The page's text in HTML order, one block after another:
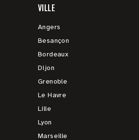
VILLE
Angers
Besançon
Bordeaux
Dijon
Grenoble
Le Havre
Lille
Lyon
Marseille